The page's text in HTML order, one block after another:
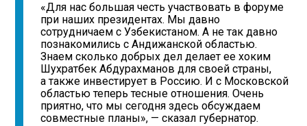
«Для нас большая честь участвовать в форуме
при наших президентах. Мы давно
сотрудничаем с Узбекистаном. А не так давно
познакомились с Андижанской областью.
Знаем сколько добрых дел делает ее хоким
Шухратбек Абдурахманов для своей страны,
а также инвестирует в Россию. И с Московской
областью теперь тесные отношения. Очень
приятно, что мы сегодня здесь обсуждаем
совместные планы», — сказал губернатор.